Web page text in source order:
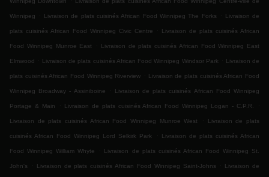
Winnipeg . Livraison de plats cuisinés African Food Winnipeg The Forks . Livraison de
plats cuisinés African Food Winnipeg Civic Centre . Livraison de plats cuisinés African
Food Winnipeg Munroe East . Livraison de plats cuisinés African Food Winnipeg East
Elmwood . Livraison de plats cuisinés African Food Winnipeg Windsor Park . Livraison de
plats cuisinés African Food Winnipeg Riverview . Livraison de plats cuisinés African Food
Winnipeg Broadway - Assiniboine . Livraison de plats cuisinés African Food Winnipeg
Portage & Main . Livraison de plats cuisinés African Food Winnipeg Logan - C.P.R. .
Livraison de plats cuisinés African Food Winnipeg Munroe West . Livraison de plats
cuisinés African Food Winnipeg Lord Selkirk Park . Livraison de plats cuisinés African
Food Winnipeg William Whyte . Livraison de plats cuisinés African Food Winnipeg St.
John's . Livraison de plats cuisinés African Food Winnipeg Saint-Johns . Livraison de